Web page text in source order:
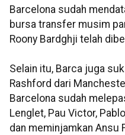
Barcelona sudah
bursa transfer musim
Roony Bardghji telah
Selain itu, Barca juga
Rashford dari
Barcelona sudah
Lenglet, Pau Victor,
dan meminjamkan Ansu